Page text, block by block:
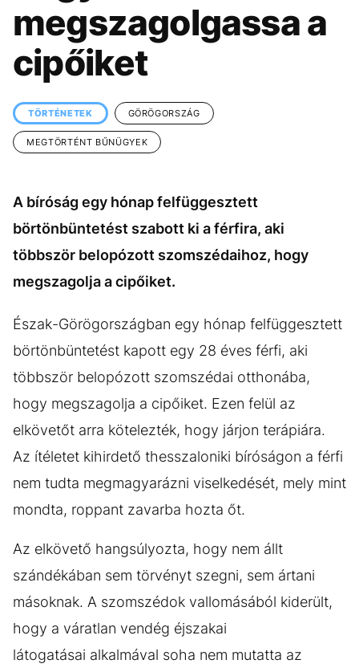
KÖZÉLET
ÉLETMÓD DESIGN
BESZÉLGETÉSEK
VIDEÓ TÖRTÉNETEK
GASZTRO
megszagolgassa a
cipőiket
TÖRTÉNETEK GÖRÖGORSZÁG
MEGTÖRTÉNT BŰNÜGYEK
A bíróság egy hónap felfüggesztett
börtönbüntetést szabott ki a férfira, aki
többször belopózott szomszédaihoz, hogy
megszagolja a cipőiket.
Észak-Görögországban egy hónap felfüggesztett
börtönbüntetést kapott egy 28 éves férfi, aki
többször belopózott szomszédai otthonába,
hogy megszagolja a cipőiket. Ezen felül az
elkövetőt arra kötelezték, hogy járjon terápiára.
Az ítéletet kihirdető thesszaloniki bíróságon a férfi
nem tudta megmagyarázni viselkedését, mely mint
mondta, roppant zavarba hozta őt.
Az elkövető hangsúlyozta, hogy nem állt
szándékában sem törvényt szegni, sem ártani
másoknak. A szomszédok vallomásából kiderült,
hogy a váratlan vendég éjszakai
látogatásai alkalmával soha nem mutatta az